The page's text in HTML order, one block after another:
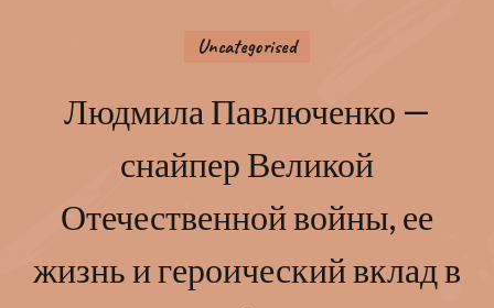
Uncategorised
Людмила Павлюченко —
снайпер Великой
Отечественной войны, ее
жизнь и героический вклад в